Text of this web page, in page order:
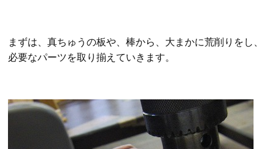
まずは、真ちゅうの板や、棒から、大まかに荒削りをし、
必要なパーツを取り揃えていきます。